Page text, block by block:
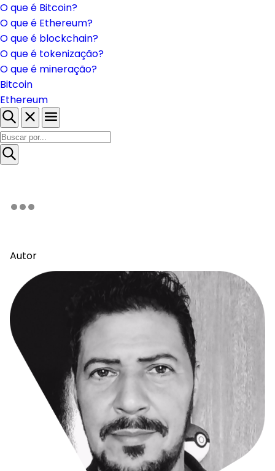
O que é Bitcoin?
O que é Ethereum?
O que é blockchain?
O que é tokenização?
O que é mineração?
Bitcoin
Ethereum
Autor